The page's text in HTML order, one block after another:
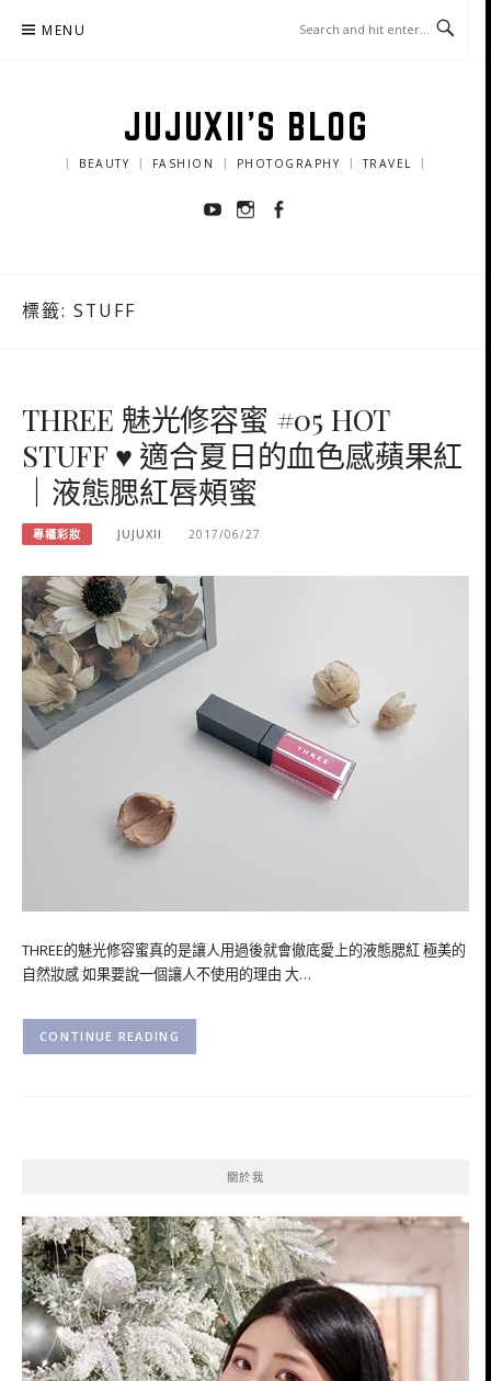
MENU
JUJUXII'S BLOG
｜ BEAUTY ｜ FASHION ｜ PHOTOGRAPHY ｜ TRAVEL ｜
YoutubeInstagram
標籤: STUFF
THREE 魅光修容蜜 #05 HOT
STUFF ♥ 適合夏日的血色感蘋果紅
｜液態腮紅唇頰蜜
專櫃彩妝 JUJUXII 2017/06/27
THREE的魅光修容蜜真的是讓人用過後就會徹底愛上的液態腮紅 極美的
自然妝感 如果要說一個讓人不使用的理由 大…
CONTINUE READING
關於我